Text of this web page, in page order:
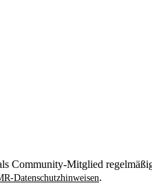
Community-Mitglied
Datenschutzhinweisen.